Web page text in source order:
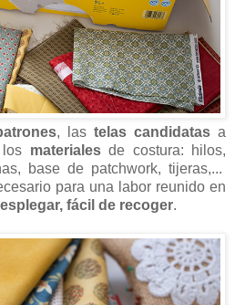
, las telas candidatasa
materialesde costura: hilos,
base de patchwork, tijeras,...
para una labor reunido en
fácil de recoger.